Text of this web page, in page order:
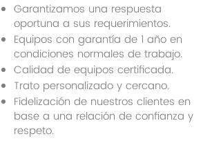
Garantizamos una respuesta
oportuna a sus requerimientos.
Equipos con garantía de 1 año en
condiciones normales de trabajo.
Calidad de equipos certificada.
Trato personalizado y cercano.
Fidelización de nuestros clientes en
base a una relación de confianza y
respeto.